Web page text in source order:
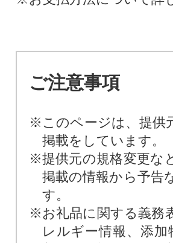
ご注意事項
※このページは、提供
掲載をしています。
※提供元の規格変更な
掲載の情報から予告
す。
※お礼品に関する義務
レルギー情報、添